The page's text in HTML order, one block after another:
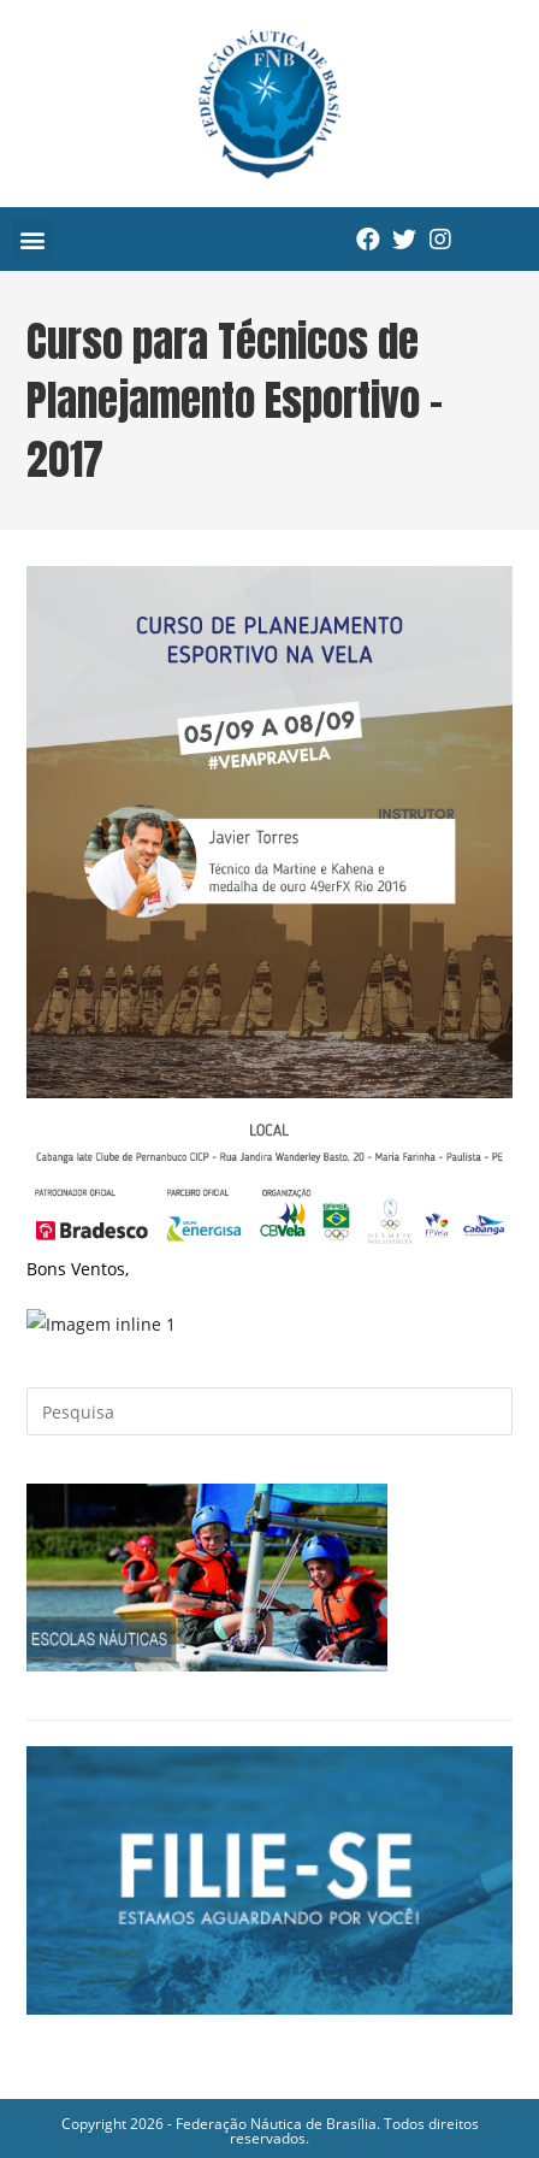
Curso para Técnicos de
Planejamento Esportivo –
2017
Bons Ventos,
Copyright 2026 - Federação Náutica de Brasília. Todos direitos
reservados.